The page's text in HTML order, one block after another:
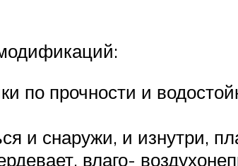
по прочности и
и снаружи, и изнутри,
влаго-